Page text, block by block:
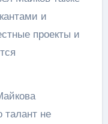
и
проекты и
талант не